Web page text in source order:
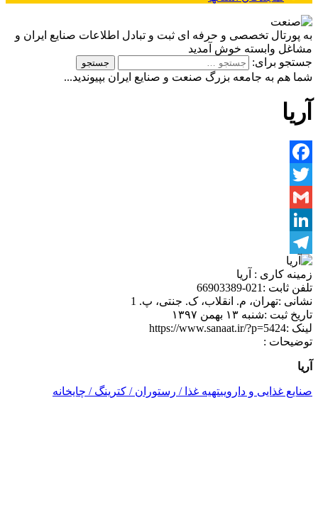
به پورتال تخصصی و حرفه ای ثبت و تبادل اطلاعات صنایع ایران و
مشاغل وابسته خوش آمدید
جستجو برای:
شما هم به جامعه بزرگ صنعت و صنایع ایران بپیوندید...
آریا
Facebook
Twitter
Gmail
LinkedIn
Telegram
زمینه کاری : آریا
تلفن ثابت :021-66903389
نشانی :تهران، م. انقلاب، ک. جنتی، پ. 1
تاریخ ثبت :شنبه ۱۳ بهمن ۱۳۹۷
لینک :https://www.sanaat.ir/?p=5424
توضیحات :
آریا
صنایع غذایی و داروییتهیه غذا / رستوران / کترینگ / چایخانه